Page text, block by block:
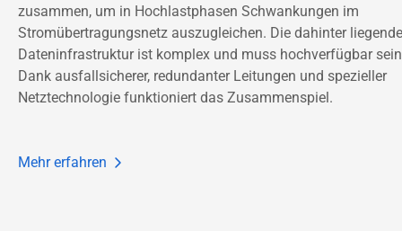
zusammen, um in Hochlastphasen Schwankungen im
Stromübertragungsnetz auszugleichen. Die dahinter liegende
Dateninfrastruktur ist komplex und muss hochverfügbar
Dank ausfallsicherer, redundanter Leitungen und spezieller
Netztechnologie funktioniert das Zusammenspiel.
Mehr erfahren